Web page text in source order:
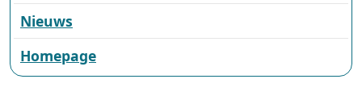
Nieuws
Homepage